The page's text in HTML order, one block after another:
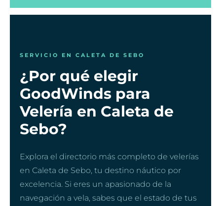
SERVICIO EN CALETA DE SEBO
¿Por qué elegir
GoodWinds para
Velería en Caleta de
Sebo?
Explora el directorio más completo de velerías
en Caleta de Sebo, tu destino náutico por
excelencia. Si eres un apasionado de la
navegación a vela, sabes que el estado de tus